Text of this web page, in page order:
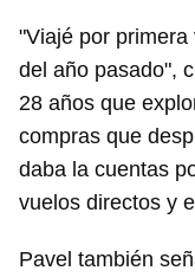
"Viajé por primera
del año pasado",
28 años que
compras que
daba la cuentas
vuelos directos y
Pavel también